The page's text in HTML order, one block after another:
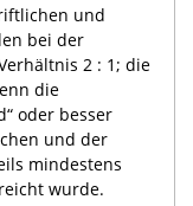
und
bei der
2 : 1; die
die
oder besser
und der
mindestens
wurde.